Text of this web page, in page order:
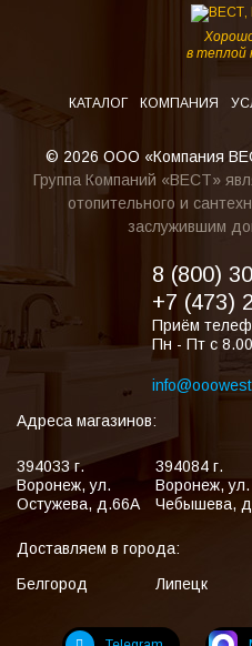
в теплой
КАТАЛОГ КОМПАНИЯ
© 2026 ООО «Компания
Группа Компаний «ВЕСТ»
отопительного и
заслужившим
8 (800)
+7 (473)
Приём
Пн - Пт с
Адреса магазинов:
394033 г.
Воронеж,ул.
Остужева, д.66А
394084 г.
Воронеж,ул.
Чебышева,
Доставляем в города:
Белгород
Липецк